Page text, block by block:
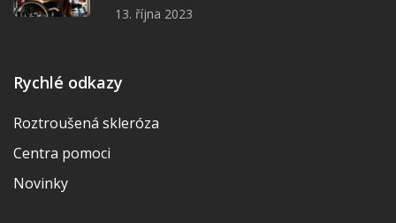
13. října 2023
Rychlé odkazy
Roztroušená skleróza
Centra pomoci
Novinky